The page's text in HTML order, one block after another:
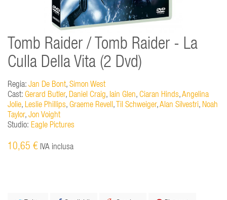
Tomb Raider / Tomb Raider - La
Culla Della Vita (2 Dvd)
Regia: Jan De Bont, Simon West
Cast: Gerard Butler, Daniel Craig, Iain Glen, Ciaran Hinds,Angelina
Jolie, Leslie Phillips, Graeme Revell, Til Schweiger,Alan Silvestri, Noah
Taylor, Jon Voight
Studio: Eagle Pictures
10,65 € IVA inclusa